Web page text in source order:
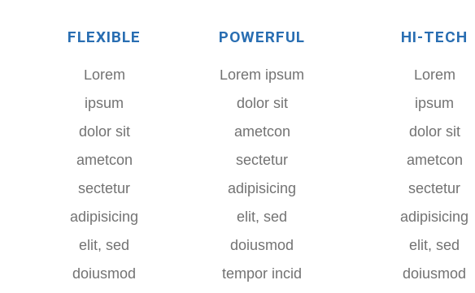
FLEXIBLE
Lorem
ipsum
dolor sit
ametcon
sectetur
adipisicing
elit, sed
doiusmod
POWERFUL
Lorem ipsum
dolor sit
ametcon
sectetur
adipisicing
elit, sed
doiusmod
tempor incid
HI-TECH
Lorem
ipsum
dolor sit
ametcon
sectetur
adipisicing
elit, sed
doiusmod